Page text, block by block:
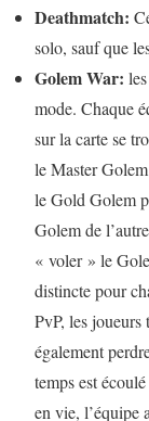
Deathmatch:
solo, sauf que
Golem War:
mode. Chaque
sur la carte se
le Master
le Gold Golem
Golem de
« voler » le
distincte pour
PvP, les joueurs
également
temps est
en vie, l’équipe